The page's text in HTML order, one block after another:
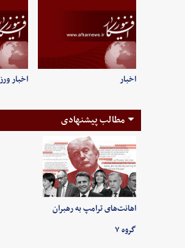
اخبار اخبار
مطالب پیشنهادی
اهانت‌های ترامپ به رهبران
گروه ۷